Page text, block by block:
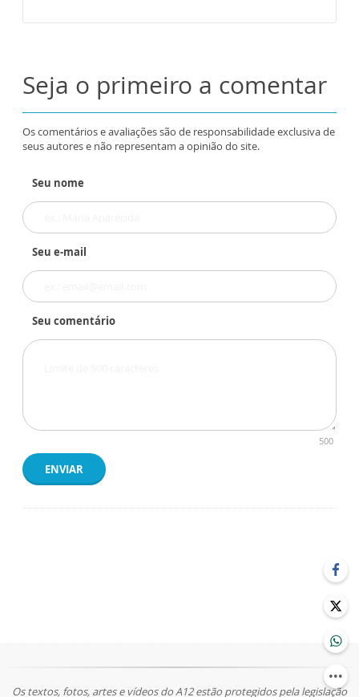
Seja o primeiro a comentar
Os comentários e avaliações são de responsabilidade exclusiva de
seus autores e não representam a opinião do site.
Seu nome
Seu e-mail
Seu comentário
500
ENVIAR
Os textos, fotos, artes e vídeos do A12 estão protegidos pela legislação